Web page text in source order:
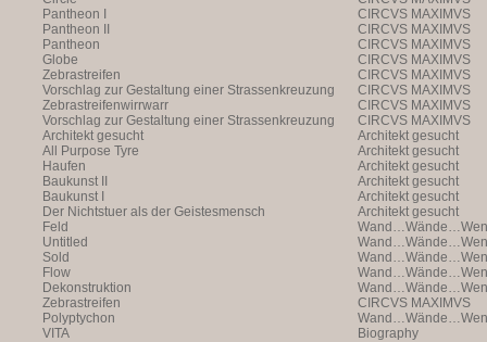
Pantheon I
CIRCVS MAXIMVS
Pantheon II
CIRCVS MAXIMVS
Pantheon
CIRCVS MAXIMVS
Globe
CIRCVS MAXIMVS
Zebrastreifen
CIRCVS MAXIMVS
Vorschlag zur Gestaltung einer Strassenkreuzung
CIRCVS MAXIMVS
Zebrastreifenwirrwarr
CIRCVS MAXIMVS
Vorschlag zur Gestaltung einer Strassenkreuzung
CIRCVS MAXIMVS
Architekt gesucht
Architekt gesucht
All Purpose Tyre
Architekt gesucht
Haufen
Architekt gesucht
Baukunst II
Architekt gesucht
Baukunst I
Architekt gesucht
Der Nichtstuer als der Geistesmensch
Architekt gesucht
Feld
Untitled
Sold
Flow
Dekonstruktion
Zebrastreifen
CIRCVS MAXIMVS
Polyptychon
VITA
Biography